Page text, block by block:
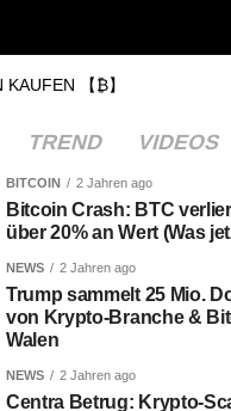
KAUFEN 【₿】
TREND VIDEOS
BITCOIN 2 Jahren ago
Bitcoin Crash: BTC
über 20% an Wert (Was
NEWS 2 Jahren ago
Trump sammelt 25 Mio.
von Krypto-Branche &
Walen
NEWS 2 Jahren ago
Centra Betrug: Krypto-